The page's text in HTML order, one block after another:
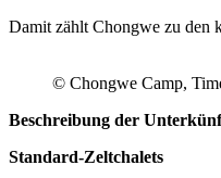
Damit zählt Chongwe zu den
© Chongwe Camp,
Beschreibung der
Standard-Zeltchalets